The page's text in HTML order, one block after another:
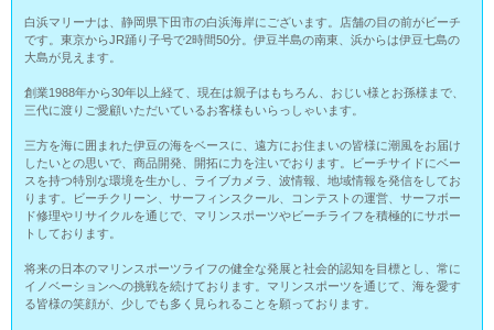
白浜マリーナは、静岡県下田市の白浜海岸にございます。店舗の目の前がビーチ
です。東京からJR踊り子号で2時間50分。伊豆半島の南東、浜からは伊豆七島の
大島が見えます。
創業1988年から30年以上経て、現在は親子はもちろん、おじい様とお孫様まで、
三代に渡りご愛顧いただいているお客様もいらっしゃいます。
三方を海に囲まれた伊豆の海をベースに、遠方にお住まいの皆様に潮風をお届け
したいとの思いで、商品開発、開拓に力を注いでおります。ビーチサイドにベー
スを持つ特別な環境を生かし、ライブカメラ、波情報、地域情報を発信をしてお
ります。ビーチクリーン、サーフィンスクール、コンテストの運営、サーフボー
ド修理やリサイクルを通じで、マリンスポーツやビーチライフを積極的にサポー
トしております。
将来の日本のマリンスポーツライフの健全な発展と社会的認知を目標とし、常に
イノベーションへの挑戦を続けております。マリンスポーツを通じて、海を愛す
る皆様の笑顔が、少しでも多く見られることを願っております。